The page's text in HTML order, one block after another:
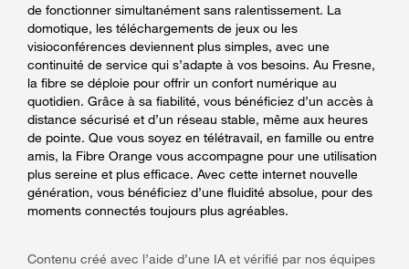
de fonctionner simultanément sans ralentissement. La
domotique, les téléchargements de jeux ou les
visioconférences deviennent plus simples, avec une
continuité de service qui s’adapte à vos besoins. Au Fresne,
la fibre se déploie pour offrir un confort numérique au
quotidien. Grâce à sa fiabilité, vous bénéficiez d’un accès à
distance sécurisé et d’un réseau stable, même aux heures
de pointe. Que vous soyez en télétravail, en famille ou entre
amis, la Fibre Orange vous accompagne pour une utilisation
plus sereine et plus efficace. Avec cette internet nouvelle
génération, vous bénéficiez d’une fluidité absolue, pour des
moments connectés toujours plus agréables.
Contenu créé avec l’aide d’une IA et vérifié par nos équipes